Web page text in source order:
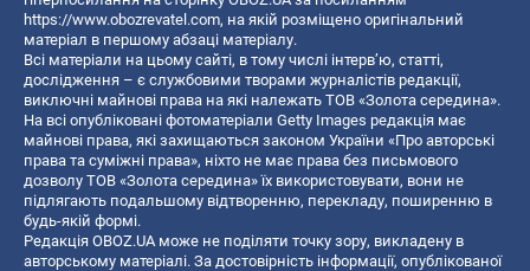
https://www.obozrevatel.com, на якій розміщено оригінальний
матеріал в першому абзаці матеріалу.
Всі матеріали на цьому сайті, в тому числі інтерв’ю, статті,
дослідження – є службовими творами журналістів редакції,
виключні майнові права на які належать ТОВ «Золота середина».
На всі опубліковані фотоматеріали Getty Images редакція має
майнові права, які захищаються законом України «Про авторські
права та суміжні права», ніхто не має права без письмового
дозволу ТОВ «Золота середина» їх використовувати, вони не
підлягають подальшому відтворенню, перекладу, поширенню в
будь-якій формі.
Редакція OBOZ.UA може не поділяти точку зору, викладену в
авторському матеріалі. За достовірність інформації, опублікованої